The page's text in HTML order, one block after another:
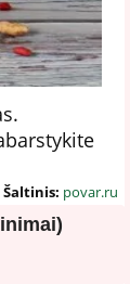
Šaltinis: povar.ru